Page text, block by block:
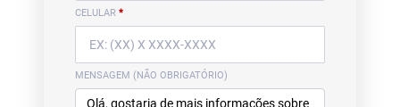
CELULAR *
MENSAGEM (NÃO OBRIGATÓRIO)